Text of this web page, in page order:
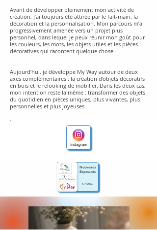
Avant de développer pleinement mon activité de
création, j’ai toujours été attirée par le fait-main, la
décoration et la personnalisation. Mon parcours m’a
progressivement amenée vers un projet plus
personnel, dans lequel je peux réunir mon goût pour
les couleurs, les mots, les objets utiles et les pièces
décoratives qui racontent quelque chose.
Aujourd’hui, je développe My Way autour de deux
axes complémentaires : la création d’objets décoratifs
en bois et le relooking de mobilier. Dans les deux cas,
mon intention reste la même : transformer des objets
du quotidien en pièces uniques, plus vivantes, plus
personnelles et plus joyeuses.
Instagram
Nouveaux
Exposants
1/7/2026